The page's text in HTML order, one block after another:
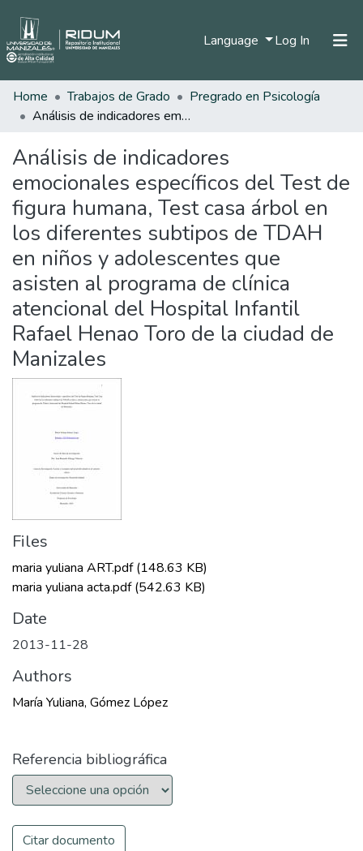
Language Log In (current)
Home
Statistics
Home Trabajos de Grado
Pregrado en Psicología
Análisis de indicadores emocionales específicos del Test de figura humana, Test casa árbol en los diferentes subtipos de TDAH en niños y adolescentes que asisten al programa de clínica atencional del Hospital Infantil Rafael Henao Toro de la ciudad de Manizales
Análisis de indicadores
emocionales específicos del Test de
figura humana, Test casa árbol en
los diferentes subtipos de TDAH
en niños y adolescentes que
asisten al programa de clínica
atencional del Hospital Infantil
Rafael Henao Toro de la ciudad de
Manizales
Files
maria yuliana ART.pdf(148.63 KB)
maria yuliana acta.pdf(542.63 KB)
Date
2013-11-28
Authors
María Yuliana, Gómez López
Referencia bibliográfica
Citar documento